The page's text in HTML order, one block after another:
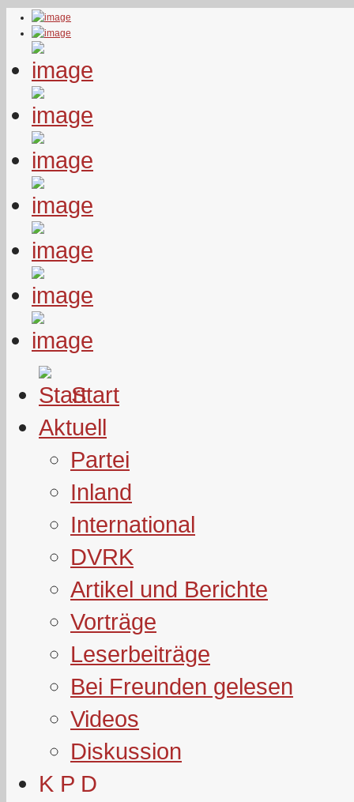
Start
Aktuell
Partei
Inland
International
DVRK
Artikel und Berichte
Vorträge
Leserbeiträge
Bei Freunden gelesen
Videos
Diskussion
K P D